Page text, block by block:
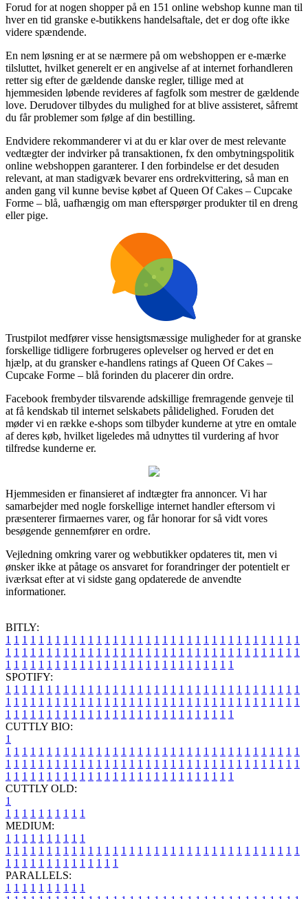
Forud for at nogen shopper på en 151 online webshop kunne man til
hver en tid granske e-butikkens handelsaftale, det er dog ofte ikke
videre spændende.
En nem løsning er at se nærmere på om webshoppen er e-mærke
tilsluttet, hvilket generelt er en angivelse af at internet forhandleren
retter sig efter de gældende danske regler, tillige med at
hjemmesiden løbende revideres af fagfolk som mestrer de gældende
love. Derudover tilbydes du mulighed for at blive assisteret, såfremt
du får problemer som følge af din bestilling.
Endvidere rekommanderer vi at du er klar over de mest relevante
vedtægter der indvirker på transaktionen, fx den ombytningspolitik
online webshoppen garanterer. I den forbindelse er det desuden
relevant, at man stadigvæk bevarer ens ordrekvittering, så man en
anden gang vil kunne bevise købet af Queen Of Cakes – Cupcake
Forme – blå, uafhængig om man efterspørger produkter til en dreng
eller pige.
Trustpilot medfører visse hensigtsmæssige muligheder for at granske
forskellige tidligere forbrugeres oplevelser og herved er det en
hjælp, at du gransker e-handlens ratings af Queen Of Cakes –
Cupcake Forme – blå forinden du placerer din ordre.
Facebook frembyder tilsvarende adskillige fremragende genveje til
at få kendskab til internet selskabets pålidelighed. Foruden det
møder vi en række e-shops som tilbyder kunderne at ytre en omtale
af deres køb, hvilket ligeledes må udnyttes til vurdering af hvor
tilfredse kunderne er.
Hjemmesiden er finansieret af indtægter fra annoncer. Vi har
samarbejder med nogle forskellige internet handler eftersom vi
præsenterer firmaernes varer, og får honorar for så vidt vores
besøgende gennemfører en ordre.
Vejledning omkring varer og webbutikker opdateres tit, men vi
ønsker ikke at påtage os ansvaret for forandringer der potentielt er
iværksat efter at vi sidste gang opdaterede de anvendte
informationer.
BITLY:
1 1 1 1 1 1 1 1 1 1 1 1 1 1 1 1 1 1 1 1 1 1 1 1 1 1 1 1 1 1 1 1 1 1 1 1
1 1 1 1 1 1 1 1 1 1 1 1 1 1 1 1 1 1 1 1 1 1 1 1 1 1 1 1 1 1 1 1 1 1 1 1
1 1 1 1 1 1 1 1 1 1 1 1 1 1 1 1 1 1 1 1 1 1 1 1 1 1 1 1
SPOTIFY:
1 1 1 1 1 1 1 1 1 1 1 1 1 1 1 1 1 1 1 1 1 1 1 1 1 1 1 1 1 1 1 1 1 1 1 1
1 1 1 1 1 1 1 1 1 1 1 1 1 1 1 1 1 1 1 1 1 1 1 1 1 1 1 1 1 1 1 1 1 1 1 1
1 1 1 1 1 1 1 1 1 1 1 1 1 1 1 1 1 1 1 1 1 1 1 1 1 1 1 1
CUTTLY BIO:
1
1 1 1 1 1 1 1 1 1 1 1 1 1 1 1 1 1 1 1 1 1 1 1 1 1 1 1 1 1 1 1 1 1 1 1 1
1 1 1 1 1 1 1 1 1 1 1 1 1 1 1 1 1 1 1 1 1 1 1 1 1 1 1 1 1 1 1 1 1 1 1 1
1 1 1 1 1 1 1 1 1 1 1 1 1 1 1 1 1 1 1 1 1 1 1 1 1 1 1 1
CUTTLY OLD:
1
1 1 1 1 1 1 1 1 1 1
MEDIUM:
1 1 1 1 1 1 1 1 1 1
1 1 1 1 1 1 1 1 1 1 1 1 1 1 1 1 1 1 1 1 1 1 1 1 1 1 1 1 1 1 1 1 1 1 1 1
1 1 1 1 1 1 1 1 1 1 1 1 1 1
PARALLELS:
1 1 1 1 1 1 1 1 1 1